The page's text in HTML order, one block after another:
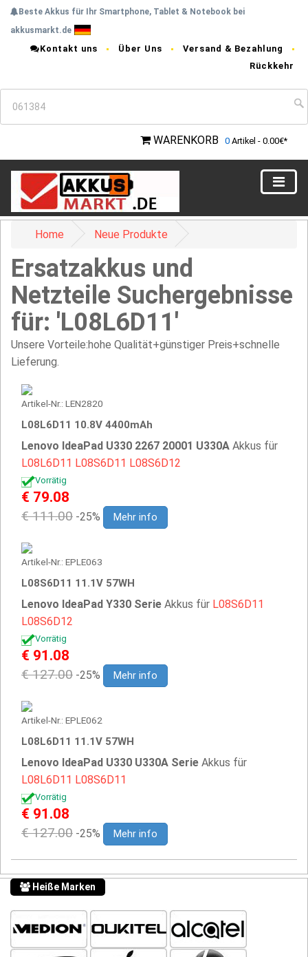
Beste Akkus für Ihr Smartphone, Tablet & Notebook bei
akkusmarkt.de
Kontakt uns Über Uns
Versand & Bezahlung
Rückkehr
WARENKORB 0 Artikel - 0.00€*
Home Neue Produkte
Ersatzakkus und
Netzteile Suchergebnisse
für: 'L08L6D11'
Unsere Vorteile:hohe Qualität+günstiger Preis+schnelle
Lieferung.
Artikel-Nr.: LEN2820
L08L6D11 10.8V 4400mAh
Lenovo IdeaPad U330 2267 20001 U330A Akkus für
L08L6D11 L08S6D11 L08S6D12
Vorrätig
€ 79.08
€ 111.00 -25% Mehr info
Artikel-Nr.: EPLE063
L08S6D11 11.1V 57WH
Lenovo IdeaPad Y330 Serie Akkus für L08S6D11
L08S6D12
Vorrätig
€ 91.08
€ 127.00 -25% Mehr info
Artikel-Nr.: EPLE062
L08L6D11 11.1V 57WH
Lenovo IdeaPad U330 U330A Serie Akkus für
L08L6D11 L08S6D11
Vorrätig
€ 91.08
€ 127.00 -25% Mehr info
Heiße Marken